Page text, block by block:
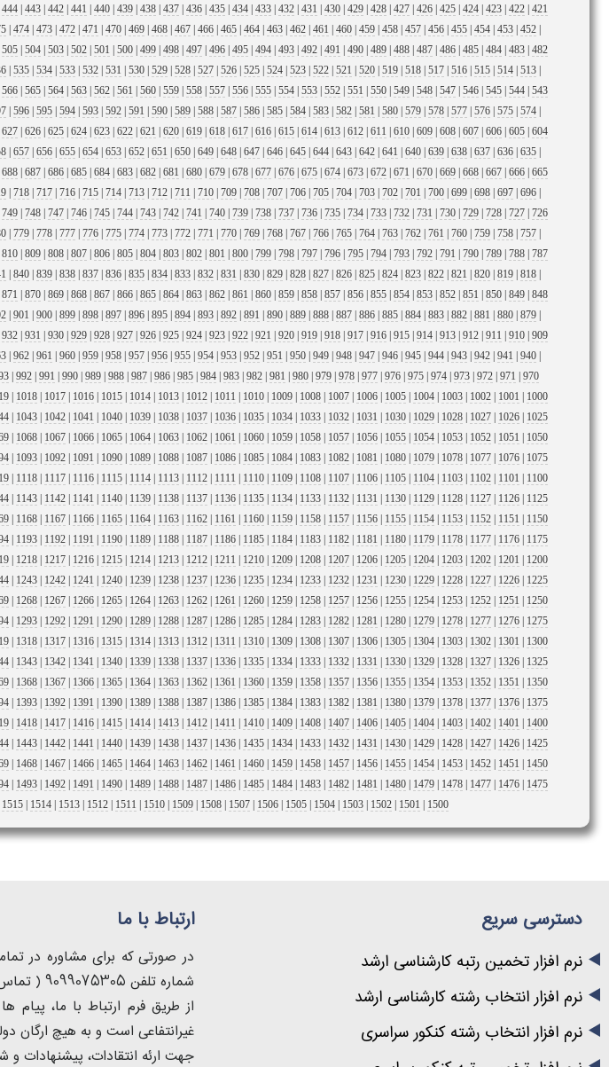
421
|
422
|
423
|
424
|
425
|
426
|
427
|
428
|
429
|
430
|
431
|
432
|
433
|
434
|
435
|
436
|
437
|
438
|
439
|
440
|
441
|
442
|
443
|
444
|
452
|
453
|
454
|
455
|
456
|
457
|
458
|
459
|
460
|
461
|
462
|
463
|
464
|
465
|
466
|
467
|
468
|
469
|
470
|
471
|
472
|
473
|
474
|
482
|
483
|
484
|
485
|
486
|
487
|
488
|
489
|
490
|
491
|
492
|
493
|
494
|
495
|
496
|
497
|
498
|
499
|
500
|
501
|
502
|
503
|
504
|
505
|
513
|
514
|
515
|
516
|
517
|
518
|
519
|
520
|
521
|
522
|
523
|
524
|
525
|
526
|
527
|
528
|
529
|
530
|
531
|
532
|
533
|
534
|
535
|
543
|
544
|
545
|
546
|
547
|
548
|
549
|
550
|
551
|
552
|
553
|
554
|
555
|
556
|
557
|
558
|
559
|
560
|
561
|
562
|
563
|
564
|
565
|
566
|
574
|
575
|
576
|
577
|
578
|
579
|
580
|
581
|
582
|
583
|
584
|
585
|
586
|
587
|
588
|
589
|
590
|
591
|
592
|
593
|
594
|
595
|
596
|
604
|
605
|
606
|
607
|
608
|
609
|
610
|
611
|
612
|
613
|
614
|
615
|
616
|
617
|
618
|
619
|
620
|
621
|
622
|
623
|
624
|
625
|
626
|
627
|
635
|
636
|
637
|
638
|
639
|
640
|
641
|
642
|
643
|
644
|
645
|
646
|
647
|
648
|
649
|
650
|
651
|
652
|
653
|
654
|
655
|
656
|
657
|
665
|
666
|
667
|
668
|
669
|
670
|
671
|
672
|
673
|
674
|
675
|
676
|
677
|
678
|
679
|
680
|
681
|
682
|
683
|
684
|
685
|
686
|
687
|
688
|
696
|
697
|
698
|
699
|
700
|
701
|
702
|
703
|
704
|
705
|
706
|
707
|
708
|
709
|
710
|
711
|
712
|
713
|
714
|
715
|
716
|
717
|
718
|
726
|
727
|
728
|
729
|
730
|
731
|
732
|
733
|
734
|
735
|
736
|
737
|
738
|
739
|
740
|
741
|
742
|
743
|
744
|
745
|
746
|
747
|
748
|
749
|
757
|
758
|
759
|
760
|
761
|
762
|
763
|
764
|
765
|
766
|
767
|
768
|
769
|
770
|
771
|
772
|
773
|
774
|
775
|
776
|
777
|
778
|
779
|
787
|
788
|
789
|
790
|
791
|
792
|
793
|
794
|
795
|
796
|
797
|
798
|
799
|
800
|
801
|
802
|
803
|
804
|
805
|
806
|
807
|
808
|
809
|
810
|
818
|
819
|
820
|
821
|
822
|
823
|
824
|
825
|
826
|
827
|
828
|
829
|
830
|
831
|
832
|
833
|
834
|
835
|
836
|
837
|
838
|
839
|
840
|
848
|
849
|
850
|
851
|
852
|
853
|
854
|
855
|
856
|
857
|
858
|
859
|
860
|
861
|
862
|
863
|
864
|
865
|
866
|
867
|
868
|
869
|
870
|
871
|
879
|
880
|
881
|
882
|
883
|
884
|
885
|
886
|
887
|
888
|
889
|
890
|
891
|
892
|
893
|
894
|
895
|
896
|
897
|
898
|
899
|
900
|
901
|
909
|
910
|
911
|
912
|
913
|
914
|
915
|
916
|
917
|
918
|
919
|
920
|
921
|
922
|
923
|
924
|
925
|
926
|
927
|
928
|
929
|
930
|
931
|
932
|
940
|
941
|
942
|
943
|
944
|
945
|
946
|
947
|
948
|
949
|
950
|
951
|
952
|
953
|
954
|
955
|
956
|
957
|
958
|
959
|
960
|
961
|
962
|
970
971
|
972
|
973
|
974
|
975
|
976
|
977
|
978
|
979
|
980
981
|
982
|
983
|
984
|
985
|
986
|
987
|
988
|
989
|
990
991
|
992
|
1000
1001
|
1002
|
1003
|
1004
|
1005
|
1006
|
1007
|
1008
|
1009
|
1010
1011
|
1012
|
1013
|
1014
|
1015
|
1016
|
1017
|
1018
|
1025
|
1026
|
1027
|
1028
|
1029
|
1030
1031
|
1032
|
1033
|
1034
|
1035
|
1036
|
1037
|
1038
|
1039
|
1040
1041
|
1042
|
1043
|
1050
1051
|
1052
|
1053
|
1054
|
1055
|
1056
|
1057
|
1058
|
1059
|
1060
1061
|
1062
|
1063
|
1064
|
1065
|
1066
|
1067
|
1068
|
1075
|
1076
|
1077
|
1078
|
1079
|
1080
1081
|
1082
|
1083
|
1084
|
1085
|
1086
|
1087
|
1088
|
1089
|
1090
1091
|
1092
|
1093
|
1100
1101
|
1102
|
1103
|
1104
|
1105
|
1106
|
1107
|
1108
|
1109
|
1110
1111
|
1112
|
1113
|
1114
|
1115
|
1116
|
1117
|
1118
|
1125
|
1126
|
1127
|
1128
|
1129
|
1130
1131
|
1132
|
1133
|
1134
|
1135
|
1136
|
1137
|
1138
|
1139
|
1140
1141
|
1142
|
1143
|
1150
1151
|
1152
|
1153
|
1154
|
1155
|
1156
|
1157
|
1158
|
1159
|
1160
1161
|
1162
|
1163
|
1164
|
1165
|
1166
|
1167
|
1168
|
1175
|
1176
|
1177
|
1178
|
1179
|
1180
1181
|
1182
|
1183
|
1184
|
1185
|
1186
|
1187
|
1188
|
1189
|
1190
1191
|
1192
|
1193
|
1200
1201
|
1202
|
1203
|
1204
|
1205
|
1206
|
1207
|
1208
|
1209
|
1210
1211
|
1212
|
1213
|
1214
|
1215
|
1216
|
1217
|
1218
|
1225
|
1226
|
1227
|
1228
|
1229
|
1230
1231
|
1232
|
1233
|
1234
|
1235
|
1236
|
1237
|
1238
|
1239
|
1240
1241
|
1242
|
1243
|
1250
1251
|
1252
|
1253
|
1254
|
1255
|
1256
|
1257
|
1258
|
1259
|
1260
1261
|
1262
|
1263
|
1264
|
1265
|
1266
|
1267
|
1268
|
1275
|
1276
|
1277
|
1278
|
1279
|
1280
1281
|
1282
|
1283
|
1284
|
1285
|
1286
|
1287
|
1288
|
1289
|
1290
1291
|
1292
|
1293
|
1300
1301
|
1302
|
1303
|
1304
|
1305
|
1306
|
1307
|
1308
|
1309
|
1310
1311
|
1312
|
1313
|
1314
|
1315
|
1316
|
1317
|
1318
|
1325
|
1326
|
1327
|
1328
|
1329
|
1330
1331
|
1332
|
1333
|
1334
|
1335
|
1336
|
1337
|
1338
|
1339
|
1340
1341
|
1342
|
1343
|
1350
1351
|
1352
|
1353
|
1354
|
1355
|
1356
|
1357
|
1358
|
1359
|
1360
1361
|
1362
|
1363
|
1364
|
1365
|
1366
|
1367
|
1368
|
1375
|
1376
|
1377
|
1378
|
1379
|
1380
1381
|
1382
|
1383
|
1384
|
1385
|
1386
|
1387
|
1388
|
1389
|
1390
1391
|
1392
|
1393
|
1400
1401
|
1402
|
1403
|
1404
|
1405
|
1406
|
1407
|
1408
|
1409
|
1410
1411
|
1412
|
1413
|
1414
|
1415
|
1416
|
1417
|
1418
|
1425
|
1426
|
1427
|
1428
|
1429
|
1430
1431
|
1432
|
1433
|
1434
|
1435
|
1436
|
1437
|
1438
|
1439
|
1440
1441
|
1442
|
1443
|
1450
1451
|
1452
|
1453
|
1454
|
1455
|
1456
|
1457
|
1458
|
1459
|
1460
1461
|
1462
|
1463
|
1464
|
1465
|
1466
|
1467
|
1468
|
1475
|
1476
|
1477
|
1478
|
1479
|
1480
1481
|
1482
|
1483
|
1484
|
1485
|
1486
|
1487
|
1488
|
1489
|
1490
1491
|
1492
|
1493
|
1500
1501
|
1502
|
1503
|
1504
|
1505
|
1506
|
1507
|
1508
|
1509
|
1510
1511
|
1512
|
1513
|
1514
|
1515
دسترسی سریع
نرم افزار تخمین رتبه کارشناسی ارشد
نرم افزار انتخاب رشته کارشناسی ارشد
نرم افزار انتخاب رشته کنکور سراسری
ارتباط با ما
در صورتی که برای مشاوره در
از طریق فرم ارتباط با ما،
غیرانتفاعی است و به هیچ ارگان
جهت ارئه انتقادات، پیشنهادات و شکایات با شماره